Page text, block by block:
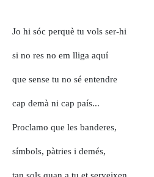
Jo hi sóc perquè tu vols ser-hi
si no res no em lliga aquí
que sense tu no sé entendre
cap demà ni cap país...
Proclamo que les banderes,
símbols, pàtries i demés,